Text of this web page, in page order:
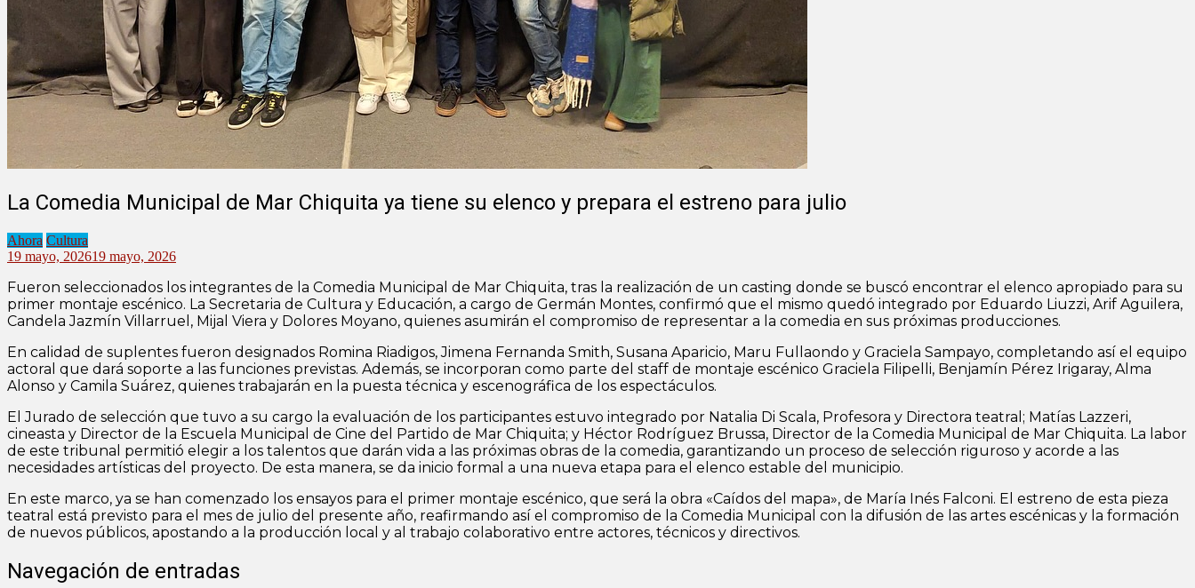
La Comedia Municipal de Mar Chiquita ya tiene su elenco y prepara el estreno para julio
Ahora Cultura
19 mayo, 202619 mayo, 2026
Fueron seleccionados los integrantes de la Comedia Municipal de Mar Chiquita, tras la realización de un casting donde se buscó encontrar el elenco apropiado para su
primer montaje escénico. La Secretaria de Cultura y Educación, a cargo de Germán Montes, confirmó que el mismo quedó integrado por Eduardo Liuzzi, Arif Aguilera,
Candela Jazmín Villarruel, Mijal Viera y Dolores Moyano, quienes asumirán el compromiso de representar a la comedia en sus próximas producciones.
En calidad de suplentes fueron designados Romina Riadigos, Jimena Fernanda Smith, Susana Aparicio, Maru Fullaondo y Graciela Sampayo, completando así el equipo
actoral que dará soporte a las funciones previstas. Además, se incorporan como parte del staff de montaje escénico Graciela Filipelli, Benjamín Pérez Irigaray, Alma
Alonso y Camila Suárez, quienes trabajarán en la puesta técnica y escenográfica de los espectáculos.
El Jurado de selección que tuvo a su cargo la evaluación de los participantes estuvo integrado por Natalia Di Scala, Profesora y Directora teatral; Matías Lazzeri,
cineasta y Director de la Escuela Municipal de Cine del Partido de Mar Chiquita; y Héctor Rodríguez Brussa, Director de la Comedia Municipal de Mar Chiquita. La labor
de este tribunal permitió elegir a los talentos que darán vida a las próximas obras de la comedia, garantizando un proceso de selección riguroso y acorde a las
necesidades artísticas del proyecto. De esta manera, se da inicio formal a una nueva etapa para el elenco estable del municipio.
En este marco, ya se han comenzado los ensayos para el primer montaje escénico, que será la obra «Caídos del mapa», de María Inés Falconi. El estreno de esta pieza
teatral está previsto para el mes de julio del presente año, reafirmando así el compromiso de la Comedia Municipal con la difusión de las artes escénicas y la formación
de nuevos públicos, apostando a la producción local y al trabajo colaborativo entre actores, técnicos y directivos.
Navegación de entradas